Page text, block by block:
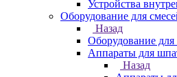
Устройства
Оборудование для
Назад
Оборудование для
Аппараты для
Назад